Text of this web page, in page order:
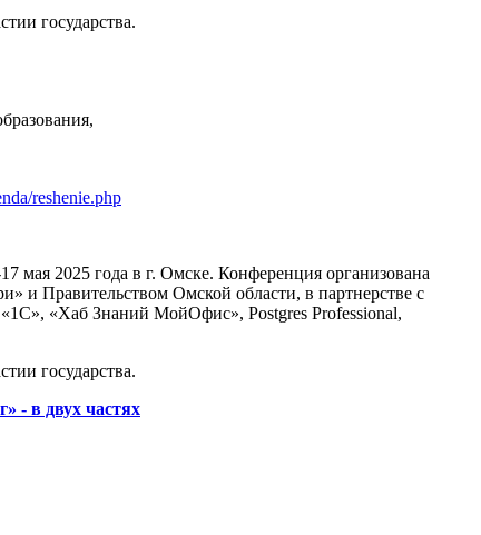
государства.
reshenie.php
мая 2025 года в г. Омске. Конференция организована
Правительством Омской области, в партнерстве с
«Хаб Знаний МойОфис», Postgres Professional,
государства.
- в двух частях